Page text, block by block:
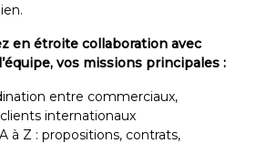
en étroite collaboration avec
vos missions principales :
entre commerciaux,
internationaux
à Z : propositions, contrats,